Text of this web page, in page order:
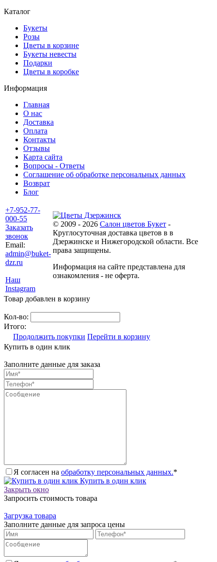
Каталог
Букеты
Розы
Цветы в корзине
Букеты невесты
Подарки
Цветы в коробке
Информация
Главная
О нас
Доставка
Оплата
Контакты
Отзывы
Карта сайта
Вопросы - Ответы
Соглашение об обработке персональных данных
Возврат
Блог
+7-952-77-
000-55
Заказать
звонок
Email:
admin@buket-
dzr.ru
Наш
Instagram
© 2009 - 2026 Салон цветов Букет -
Круглосуточная доставка цветов в в
Дзержинске и Нижегородской области. Все
права защищены.
Информация на сайте представлена для
ознакомления - не оферта.
Товар добавлен в корзину
Кол-во:
Итого:
Продолжить покупки Перейти в корзину
Купить в один клик
Заполните данные для заказа
Я согласен на обработку персональных данных.*
Купить в один клик
Закрыть окно
Запросить стоимость товара
Загрузка товара
Заполните данные для запроса цены